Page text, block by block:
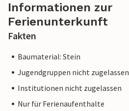
Informationen zur
Ferienunterkunft
Fakten
Baumaterial: Stein
Jugendgruppen nicht zugelassen
Institutionen nicht zugelassen
Nur für Ferienaufenthalte